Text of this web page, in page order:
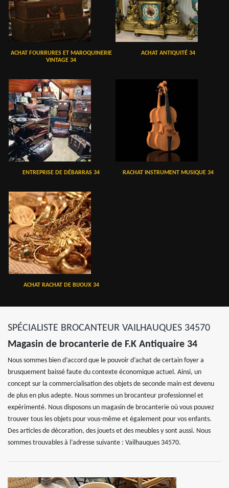
ACHAT FOURRURES ET MAROQUINERIE
VINTAGE 34
ACHAT ANTIQUITÉ 34
ENTREPRISE DE DÉBARRAS 34 RACHAT INSTRUMENT MUSIQUE 34
ACHAT RACHAT DE BIJOUX 34
SPÉCIALISTE BROCANTEUR VAILHAUQUES 34570
Magasin de brocanterie de F.K Antiquaire 34
Nous sommes bien d’accord que le pouvoir d’achat de certain foyer a
brusquement baissé faute du contexte économique actuel. Ainsi, un
concept sur la commercialisation des objets de seconde main est devenu
de plus en plus adepte. Nous sommes un brocanteur professionnel et
expérimenté. Nous disposons un magasin de brocanterie où vous pouvez
trouver tous les objets pour vous-même et également pour vos enfants.
Des articles de décoration, des jouets et des meubles y sont aussi. Nous
sommes trouvables à l’adresse suivante : Vailhauques 34570.